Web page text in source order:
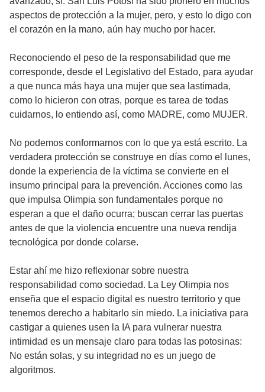
aspectos de protección a la mujer, pero, y esto lo digo con
el corazón en la mano, aún hay mucho por hacer.
Reconociendo el peso de la responsabilidad que me
corresponde, desde el Legislativo del Estado, para ayudar
a que nunca más haya una mujer que sea lastimada,
como lo hicieron con otras, porque es tarea de todas
cuidarnos, lo entiendo así, como MADRE, como MUJER.
No podemos conformarnos con lo que ya está escrito. La
verdadera protección se construye en días como el lunes,
donde la experiencia de la víctima se convierte en el
insumo principal para la prevención. Acciones como las
que impulsa Olimpia son fundamentales porque no
esperan a que el daño ocurra; buscan cerrar las puertas
antes de que la violencia encuentre una nueva rendija
tecnológica por donde colarse.
Estar ahí me hizo reflexionar sobre nuestra
responsabilidad como sociedad. La Ley Olimpia nos
enseña que el espacio digital es nuestro territorio y que
tenemos derecho a habitarlo sin miedo. La iniciativa para
castigar a quienes usen la IA para vulnerar nuestra
intimidad es un mensaje claro para todas las potosinas:
No están solas, y su integridad no es un juego de
algoritmos.